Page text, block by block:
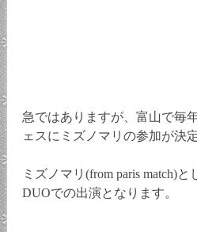
急ではありますが、富山で毎
ェスにミズノマリの参加が決
ミズノマリ(from paris match)
DUOでの出演となります。